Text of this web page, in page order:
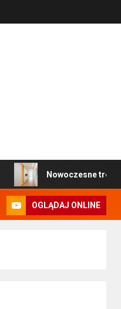
Nowoczesne trendy w
OGLĄDAJ ONLINE